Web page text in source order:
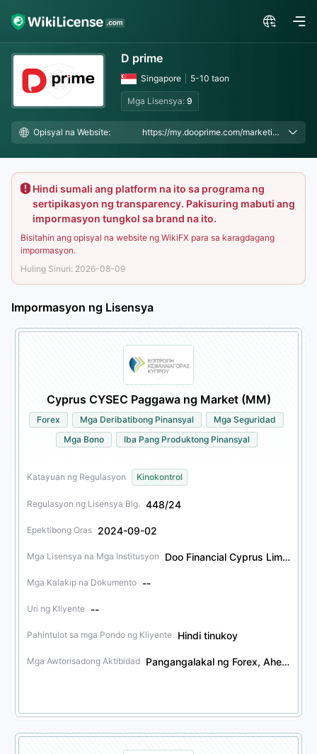
D prime
Singapore 5-10 taon
Mga Lisensya: 9
Opisyal na Website: https://my.dooprime.com/marketing/links/go/4217
Hindi sumali ang platform na ito sa programa ng
sertipikasyon ng transparency. Pakisuring mabuti ang
impormasyon tungkol sa brand na ito.
Bisitahin ang opisyal na website ng WikiFX para sa karagdagang
impormasyon.
Huling Sinuri: 2026-08-09
Impormasyon ng Lisensya
Cyprus CYSEC Paggawa ng Market (MM)
Forex Mga Deribatibong Pinansyal
Mga Seguridad
Mga Bono
Iba Pang Produktong Pinansyal
Katayuan ng Regulasyon Kinokontrol
Regulasyon ng Lisensya Blg. 448/24
Epektibong Oras 2024-09-02
Mga Lisensya na Mga Institusyon Doo Financial Cyprus Limited
Mga Kalakip na Dokumento --
Uri ng Kliyente --
Pahintulot sa mga Pondo ng Kliyente Hindi tinukoy
Mga Awtorisadong Aktibidad Pangangalakal ng Forex, Ahensiya ng Forex, Pangangalakal ng mga Deribatibong Pinansyal, Ahensiya ng mga Deribatibong Pinansyal, Pangangalakal ng mga Seguridad, Ahensiya ng mga Seguridad, Pangangalakal ng mga Bono, Ahensiya ng mga Bono, Pangangalakal ng Ibang Produktong Pinansyal, Ahensiya ng Ibang Produktong Pinansyal